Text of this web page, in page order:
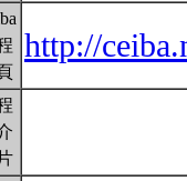
http://